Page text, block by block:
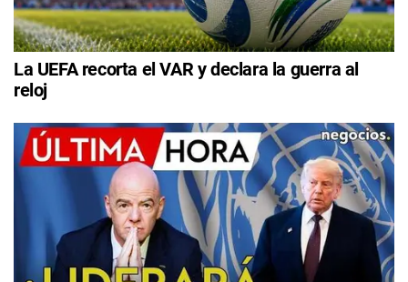
La UEFA recorta el VAR y declara la guerra al
reloj